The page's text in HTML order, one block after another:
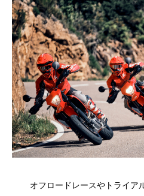
オフロードレースやトライア